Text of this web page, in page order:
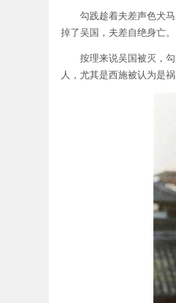
勾践趁着夫差声色犬马
掉了吴国，夫差自绝身亡。
按理来说吴国被灭，勾
人，尤其是西施被认为是